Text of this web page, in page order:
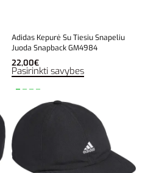
Adidas Kepurė Su Tiesiu Snapeliu
Juoda Snapback GM4984
22,00€
Pasirinkti savybes